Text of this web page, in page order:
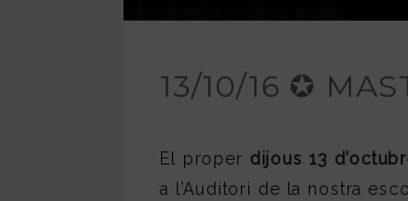
13/10/16 ✪
El proper dijous 13
a l’Auditori de la nostra